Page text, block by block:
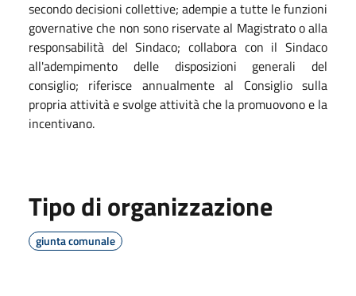
secondo decisioni collettive; adempie a tutte le funzioni
governative che non sono riservate al Magistrato o alla
responsabilità del Sindaco; collabora con il Sindaco
all'adempimento delle disposizioni generali del
consiglio; riferisce annualmente al Consiglio sulla
propria attività e svolge attività che la promuovono e la
incentivano.
Tipo di organizzazione
giunta comunale